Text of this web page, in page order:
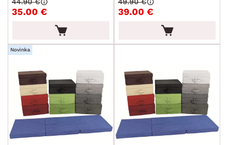
ROZMERY
min. cm max. cm
min. cm max. cm
MATERIÁL
MIESTNOSŤ
SKLADOVOSŤ
35.00 € 39.00 €
Novinka